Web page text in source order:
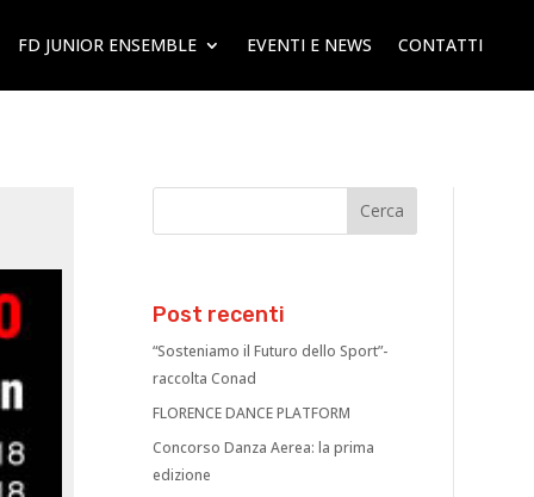
FD JUNIOR ENSEMBLE EVENTI E NEWS CONTATTI
Post recenti
“Sosteniamo il Futuro dello Sport”-
raccolta Conad
FLORENCE DANCE PLATFORM
Concorso Danza Aerea: la prima
edizione